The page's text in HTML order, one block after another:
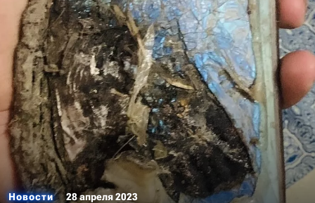
Новости 28 апреля 2023